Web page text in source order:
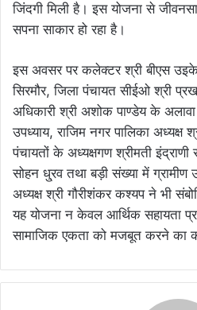
जिंदगी मिली है। इस योजना से
सपना साकार हो रहा है।
इस अवसर पर कलेक्टर श्री बीएस
सिरमौर, जिला पंचायत सीईओ श्री
अधिकारी श्री अशोक पाण्डेय के अलावा
उपध्याय, राजिम नगर पालिका अध्यक्ष
पंचायतों के अध्यक्षगण श्रीमती इंद्राणी
सोहन धु्रव तथा बड़ी संख्या में ग्रामीण
अध्यक्ष श्री गौरीशंकर कश्यप ने भी
यह योजना न केवल आर्थिक सहायता
सामाजिक एकता को मजबूत करने का